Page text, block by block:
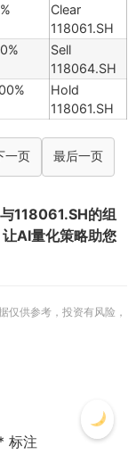
Clear
118061.SH
Sell
118064.SH
Hold
118061.SH
一页 最后一页
118061.SH的组
AI量化策略助您
仅供参考，投资有风险，
标注